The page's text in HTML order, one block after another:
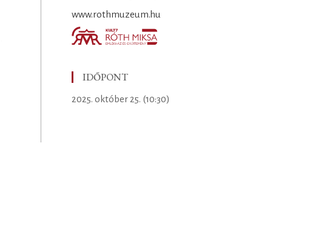
www.rothmuzeum.hu
IDŐPONT
2025. október 25. (10:30)